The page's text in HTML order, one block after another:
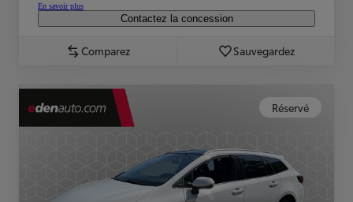
En savoir plus
Contactez la concession
Comparez Sauvegardez
Réservé